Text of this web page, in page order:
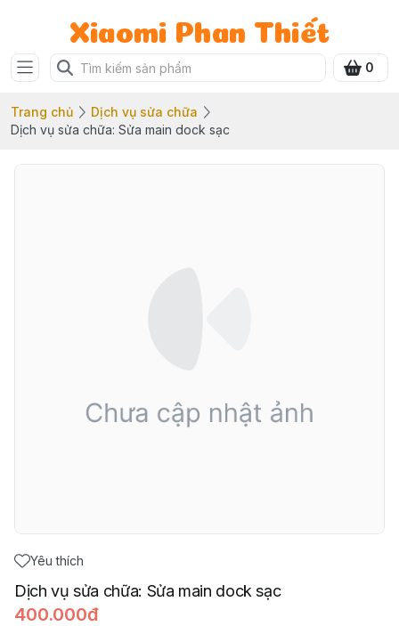
Xiaomi Phan Thiết
0
Trang chủ
Dịch vụ sửa chữa
Dịch vụ sửa chữa: Sửa main dock sạc
Yêu thích
Dịch vụ sửa chữa: Sửa main dock sạc
400.000đ